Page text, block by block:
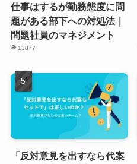
仕事はするが勤務態度に問
題がある部下への対処法｜
問題社員のマネジメント
13877
「反対意見を出すなら代案